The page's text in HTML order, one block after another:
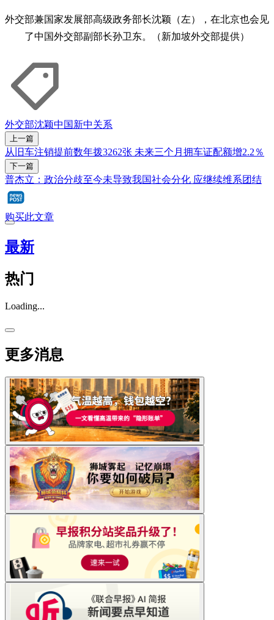
外交部兼国家发展部高级政务部长沈颖（左），在北京也会见
了中国外交部副部长孙卫东。（新加坡外交部提供）
外交部沈颖中国新中关系
上一篇
从旧车注销提前数年拨3262张 未来三个月拥车证配额增2.2％
下一篇
普杰立：政治分歧至今未导致我国社会分化 应继续维系团结
购买此文章
最新
热门
Loading...
更多消息